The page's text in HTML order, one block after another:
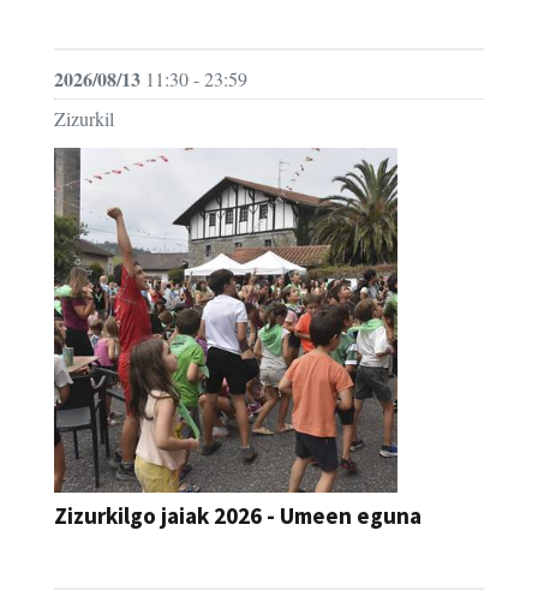
2026/08/13 11:30 - 23:59
Zizurkil
Zizurkilgo jaiak 2026 - Umeen eguna